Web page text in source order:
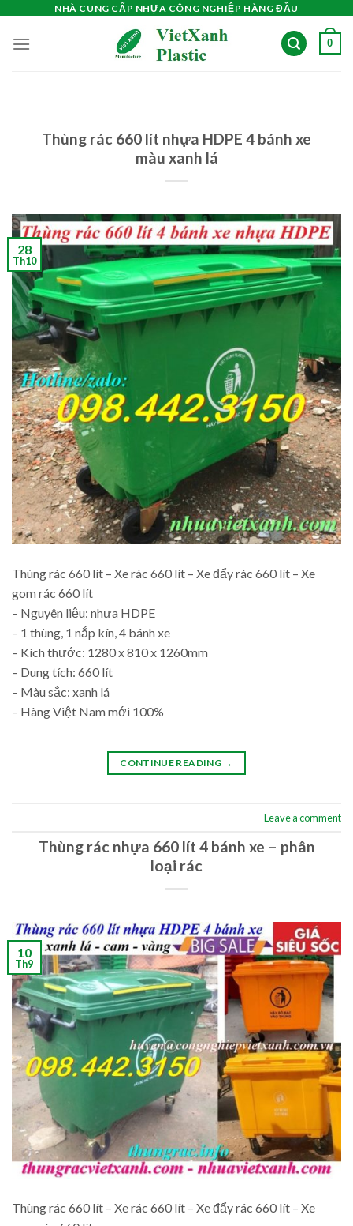
content
NHÀ CUNG CẤP NHỰA CÔNG NGHIỆP HÀNG ĐẦU
0
Thùng rác 660 lít nhựa HDPE 4 bánh xe
màu xanh lá
28
Th10
Thùng rác 660 lít – Xe rác 660 lít – Xe đẩy rác 660 lít – Xe
gom rác 660 lít
– Nguyên liệu: nhựa HDPE
– 1 thùng, 1 nắp kín, 4 bánh xe
– Kích thước: 1280 x 810 x 1260mm
– Dung tích: 660 lít
– Màu sắc: xanh lá
– Hàng Việt Nam mới 100%
CONTINUE READING →
Leave a comment
Thùng rác nhựa 660 lít 4 bánh xe – phân
loại rác
10
Th9
Thùng rác 660 lít – Xe rác 660 lít – Xe đẩy rác 660 lít – Xe